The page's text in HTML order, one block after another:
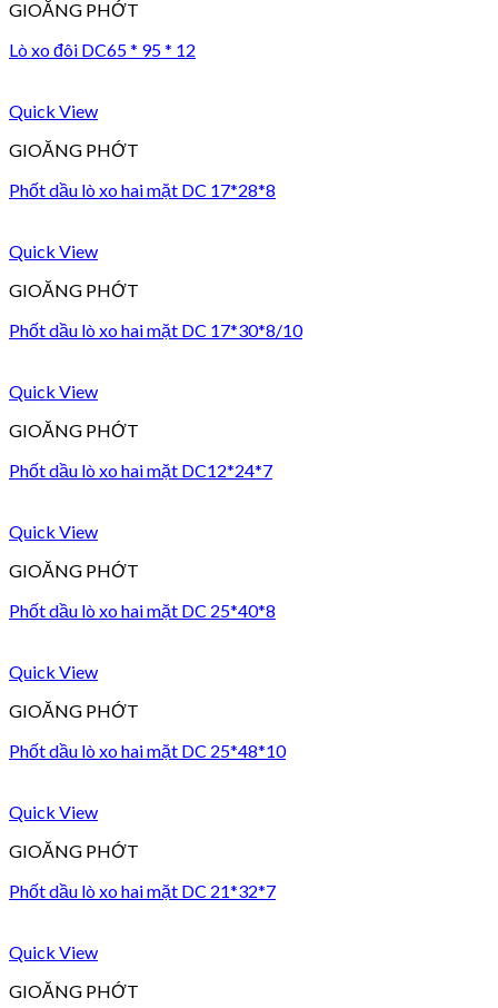
GIOĂNG PHỚT
Lò xo đôi DC65 * 95 * 12
Quick View
GIOĂNG PHỚT
Phốt dầu lò xo hai mặt DC 17*28*8
Quick View
GIOĂNG PHỚT
Phốt dầu lò xo hai mặt DC 17*30*8/10
Quick View
GIOĂNG PHỚT
Phốt dầu lò xo hai mặt DC12*24*7
Quick View
GIOĂNG PHỚT
Phốt dầu lò xo hai mặt DC 25*40*8
Quick View
GIOĂNG PHỚT
Phốt dầu lò xo hai mặt DC 25*48*10
Quick View
GIOĂNG PHỚT
Phốt dầu lò xo hai mặt DC 21*32*7
Quick View
GIOĂNG PHỚT